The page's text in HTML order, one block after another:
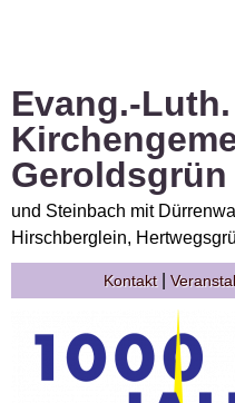
Evang.-Luth.
Geroldsgrün
und Steinbach mit
Hirschberglein,
Kontakt|